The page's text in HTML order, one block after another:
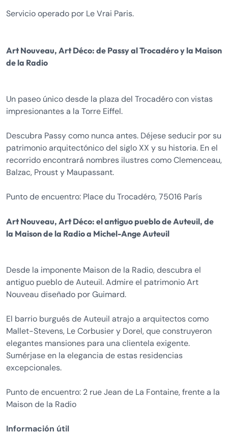
Servicio operado por Le Vrai Paris.
Art Nouveau, Art Déco: de Passy al Trocadéro y la Maison
de la Radio
Un paseo único desde la plaza del Trocadéro con vistas
impresionantes a la Torre Eiffel.
Descubra Passy como nunca antes. Déjese seducir por su
patrimonio arquitectónico del siglo XX y su historia. En el
recorrido encontrará nombres ilustres como Clemenceau,
Balzac, Proust y Maupassant.
Punto de encuentro: Place du Trocadéro, 75016 París
Art Nouveau, Art Déco: el antiguo pueblo de Auteuil, de
la Maison de la Radio a Michel-Ange Auteuil
Desde la imponente Maison de la Radio, descubra el
antiguo pueblo de Auteuil. Admire el patrimonio Art
Nouveau diseñado por Guimard.
El barrio burgués de Auteuil atrajo a arquitectos como
Mallet-Stevens, Le Corbusier y Dorel, que construyeron
elegantes mansiones para una clientela exigente.
Sumérjase en la elegancia de estas residencias
excepcionales.
Punto de encuentro: 2 rue Jean de La Fontaine, frente a la
Maison de la Radio
Información útil